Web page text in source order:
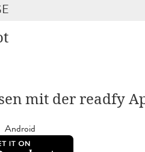
mit der readfy
Android